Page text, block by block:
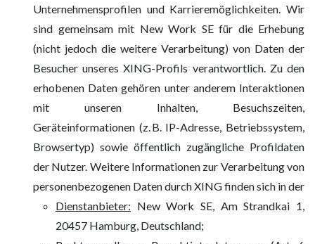
Unternehmensprofilen und Karrieremöglichkeiten. Wir
sind gemeinsam mit New Work SE für die Erhebung
(nicht jedoch die weitere Verarbeitung) von Daten der
Besucher unseres XING-Profils verantwortlich. Zu den
erhobenen Daten gehören unter anderem Interaktionen
mit unseren Inhalten, Besuchszeiten,
Geräteinformationen (z. B. IP-Adresse, Betriebssystem,
Browsertyp) sowie öffentlich zugängliche Profildaten
der Nutzer. Weitere Informationen zur Verarbeitung von
personenbezogenen Daten durch XING finden sich in der
Dienstanbieter: New Work SE, Am Strandkai 1,
20457 Hamburg, Deutschland;